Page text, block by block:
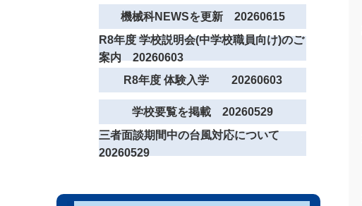
機械科NEWSを更新 20260615
R8年度 学校説明会(中学校職員向け)のご
案内 20260603
R8年度 体験入学 20260603
学校要覧を掲載 20260529
三者面談期間中の台風対応について
20260529